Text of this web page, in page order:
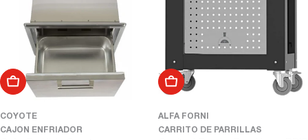
Añadir al carrito
COYOTE
CAJON ENFRIADOR
Añadir al carrito
ALFA FORNI
CARRITO DE PARRILLAS